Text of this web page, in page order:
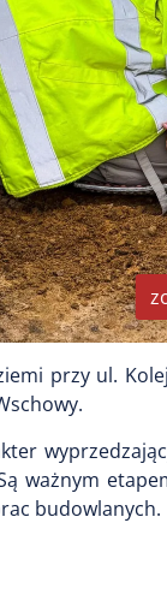
przy ul.
ważnym
budowlanych.